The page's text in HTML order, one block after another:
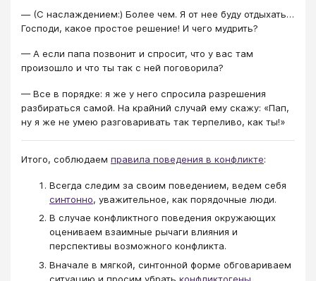
— (С наслаждением:) Более чем. Я от нее буду отдыхать…
Господи, какое простое решение! И чего мудрить?
— А если папа позвонит и спросит, что у вас там
произошло и что ты так с ней поговорила?
— Все в порядке: я же у него спросила разрешения
разбираться самой. На крайний случай ему скажу: «Пап,
ну я же не умею разговаривать так терпеливо, как ты!»
Итого, соблюдаем правила поведения в конфликте:
Всегда следим за своим поведением, ведем себя
синтонно, уважительное, как порядочные люди.
В случае конфликтного поведения окружающих
оцениваем взаимные рычаги влияния и
перспективы возможного конфликта.
Вначале в мягкой, синтонной форме обговариваем